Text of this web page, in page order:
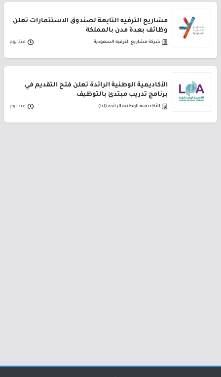
مشاريع الترفيه التابعة لصندوق الاستثمارات تعلن
وظائف بعدة مدن بالمملكة
شركة مشاريع الترفيه السعودية منذ يوم
الأكاديمية الوطنية الرائدة تعلن فتح التقديم في
برنامج تدريب مبتدئ بالتوظيف
الأكاديمية الوطنية الرائدة (لنا) منذ يوم